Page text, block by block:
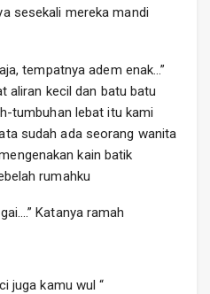
sesekali mereka mandi
tempatnya adem enak…”
aliran kecil dan batu batu
tumbuhan lebat itu kami
sudah ada seorang wanita
kain batik
rumahku
Katanya ramah
juga kamu wul “